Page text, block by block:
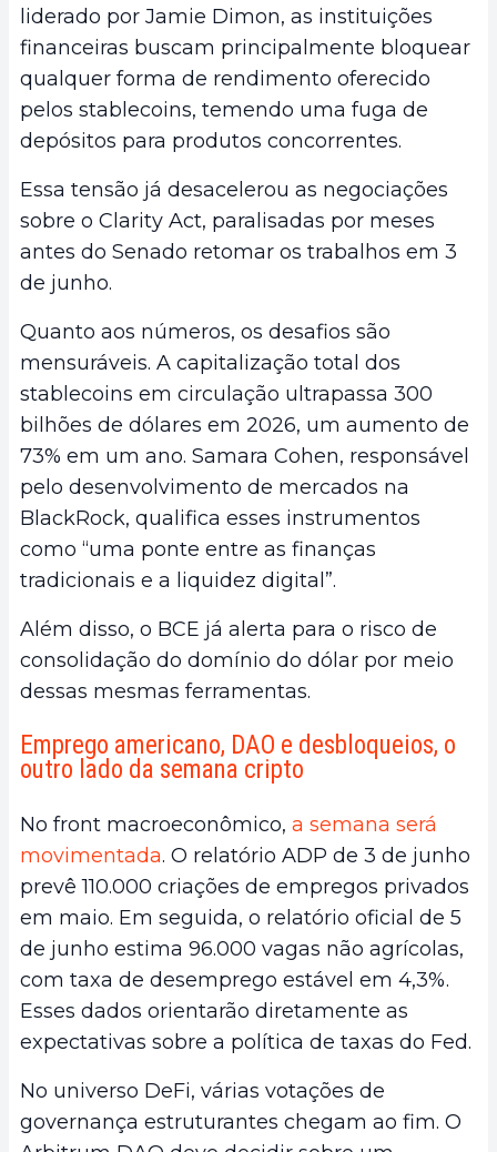
liderado por Jamie Dimon, as instituições
financeiras buscam principalmente bloquear
qualquer forma de rendimento oferecido
pelos stablecoins, temendo uma fuga de
depósitos para produtos concorrentes.
Essa tensão já desacelerou as negociações
sobre o Clarity Act, paralisadas por meses
antes do Senado retomar os trabalhos em 3
de junho.
Quanto aos números, os desafios são
mensuráveis. A capitalização total dos
stablecoins em circulação ultrapassa 300
bilhões de dólares em 2026, um aumento de
73% em um ano. Samara Cohen, responsável
pelo desenvolvimento de mercados na
BlackRock, qualifica esses instrumentos
como “uma ponte entre as finanças
tradicionais e a liquidez digital”.
Além disso, o BCE já alerta para o risco de
consolidação do domínio do dólar por meio
dessas mesmas ferramentas.
Emprego americano, DAO e desbloqueios, o
outro lado da semana cripto
No front macroeconômico, a semana será
movimentada. O relatório ADP de 3 de junho
prevê 110.000 criações de empregos privados
em maio. Em seguida, o relatório oficial de 5
de junho estima 96.000 vagas não agrícolas,
com taxa de desemprego estável em 4,3%.
Esses dados orientarão diretamente as
expectativas sobre a política de taxas do Fed.
No universo DeFi, várias votações de
governança estruturantes chegam ao fim. O